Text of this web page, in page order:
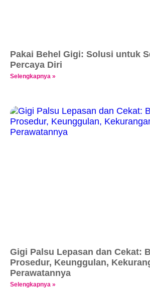
Pakai Behel Gigi: Solusi untuk
Percaya Diri
Selengkapnya »
Gigi Palsu Lepasan dan Cekat:
Prosedur, Keunggulan,
Perawatannya
Selengkapnya »